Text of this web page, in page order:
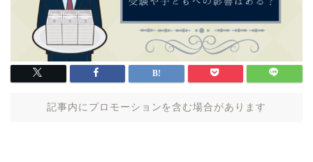
記事内にプロモーションを含む場合があります